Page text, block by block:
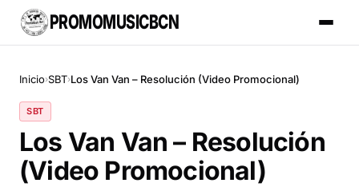
PROMOMUSICBCN
Inicio›SBT›Los Van Van – Resolución (Video Promocional)
SBT
Los Van Van – Resolución
(Video Promocional)